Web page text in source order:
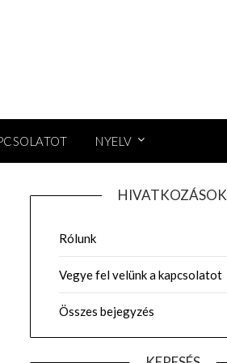
NYELV
HIVATKOZÁSOK
Rólunk
Vegye fel velünk a kapcsolatot
Összes bejegyzés